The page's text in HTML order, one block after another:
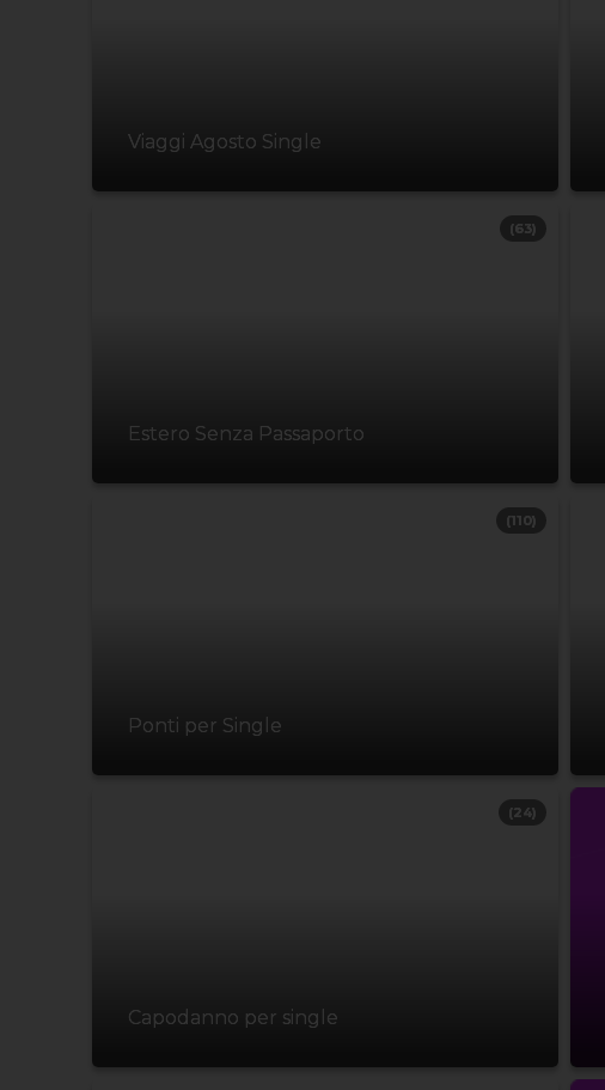
Viaggi Agosto Single
Estero Senza Passaporto
(63)
Ponti per Single
(110)
Capodanno per single
(24)